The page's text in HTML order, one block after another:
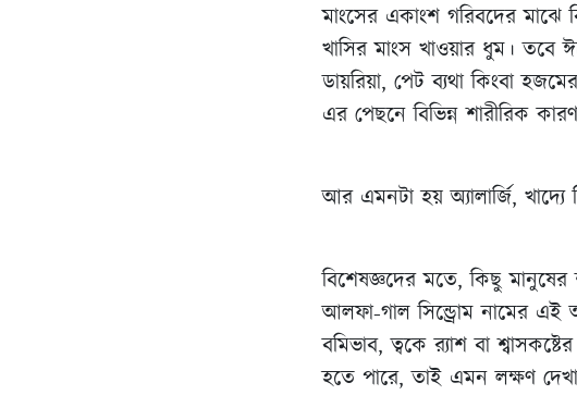
মাংসের একাংশ গরিবদের
খাসির মাংস খাওয়ার ধুম। তবে
ডায়রিয়া, পেট ব্যথা কিংবা
এর পেছনে বিভিন্ন শারীরিক
আর এমনটা হয় অ্যালার্জি, খাদ্যে
বিশেষজ্ঞদের মতে, কিছু মানুষের
আলফা-গাল সিন্ড্রোম নামের এই
বমিভাব, ত্বকে র‍্যাশ বা
হতে পারে, তাই এমন লক্ষণ